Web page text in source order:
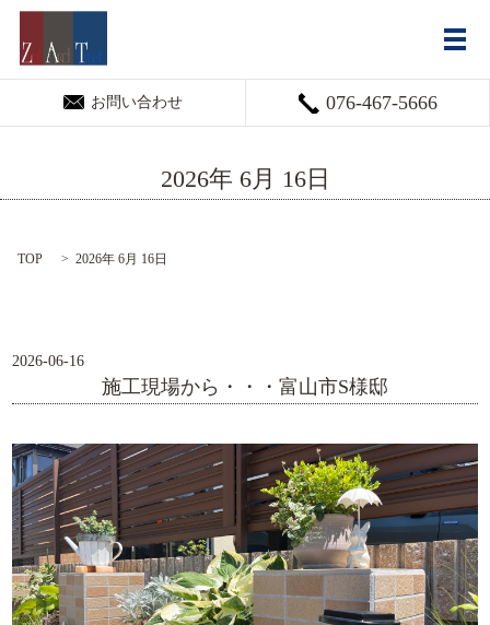
お問い合わせ 076-467-5666
メ
2026年 6月 16日
TOP 2026年 6月 16日
2026-06-16
施工現場から・・・富山市S様邸